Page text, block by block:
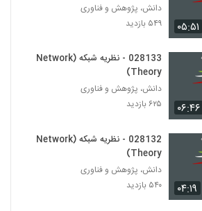
Complexity)
۵۰۱ بازدید
Complexity)
Complexity)
Complexity)
۵۶۷ بازدید
۰۵:۵۱
دانش، پژوهش و فناوری
۵۴۹ بازدید
۰۶:۴۶
028133 - نظریه شبکه (Network
Theory)
دانش، پژوهش و فناوری
۶۲۵ بازدید
۰۴:۱۹
028132 - نظریه شبکه (Network
Theory)
دانش، پژوهش و فناوری
۵۴۰ بازدید